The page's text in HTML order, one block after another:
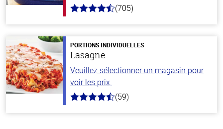
4.6
stars
(705)
PORTIONS INDIVIDUELLES
Lasagne
Veuillez sélectionner un magasin pour
voir les prix.
4.3
(59)